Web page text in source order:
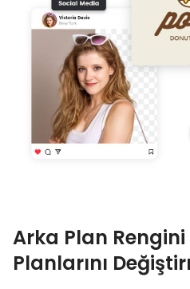
Arka Plan
Planlarını